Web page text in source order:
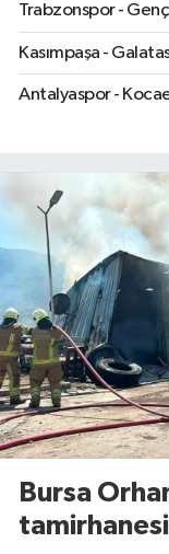
Trabzonspor -
Kasımpaşa -
Antalyaspor -
Bursa